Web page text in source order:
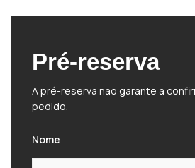
Pré-reserva
A pré-reserva não garante a
pedido.
Nome